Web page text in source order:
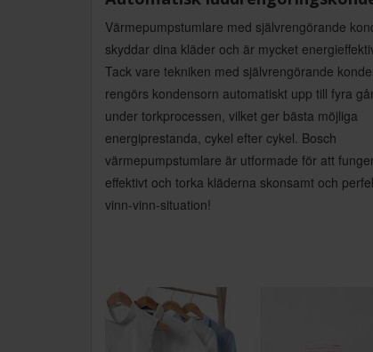
Värmepumpstumlare med självrengörande
skyddar dina kläder och är mycket
Tack vare tekniken med självrengörande
rengörs kondensorn automatiskt upp till fyra
under torkprocessen, vilket ger bästa möjliga
energiprestanda, cykel efter cykel. Bosch
värmepumpstumlare är utformade för att
effektivt och torka kläderna skonsamt och
vinn-vinn-situation!